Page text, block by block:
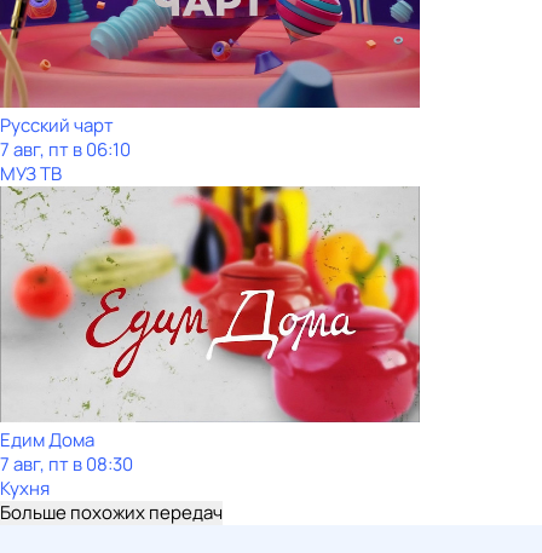
Рycский чарт
7 авг, пт в 06:10
МУЗ ТВ
Едим Дома
7 авг, пт в 08:30
Кухня
Больше похожих передач